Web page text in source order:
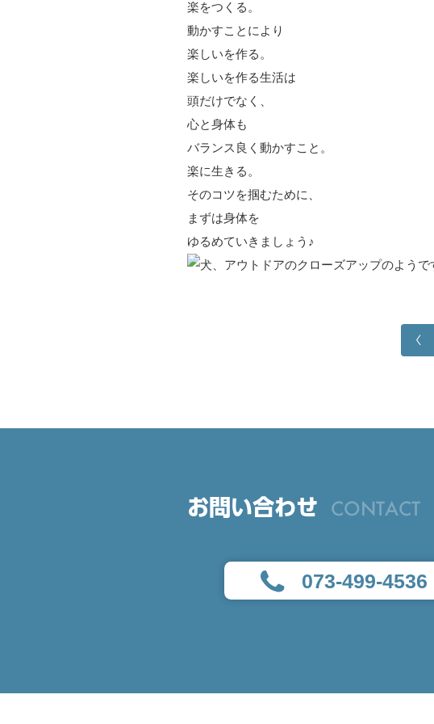
楽をつくる。
動かすことにより
楽しいを作る。
楽しいを作る生活は
頭だけでなく、
心と身体も
バランス良く動かすこと。
楽に生きる。
そのコツを掴むために、
まずは身体を
ゆるめていきましょう♪
お問い合わせ CONTACT
073-499-4536